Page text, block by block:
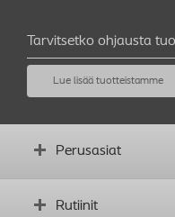
Tarvitsetko ohjausta
Lue lisää tuotteistamme
Perusasiat
Mikä on avanne?
Rutiinit